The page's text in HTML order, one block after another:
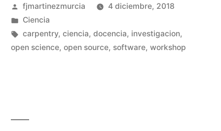
en
el
IFT
Publicado
por
fjmartinezmurcia
4 diciembre, 2018
Publicado
en
Ciencia
Etiquetas:
carpentry, ciencia, docencia, investigacion,
open science, open source, software, workshop